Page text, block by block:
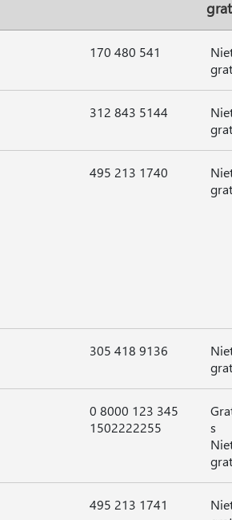
170 480 541
312 843 5144
495 213 1740
305 418 9136
0 8000 123 345
1502222255
s
495 213 1741